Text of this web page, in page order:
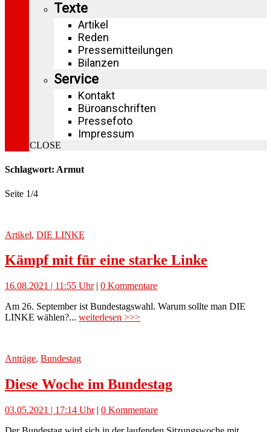
Texte
Artikel
Reden
Pressemitteilungen
Bilanzen
Service
Kontakt
Büroanschriften
Pressefoto
Impressum
CLOSE
Schlagwort: Armut
Seite 1/4
Artikel, DIE LINKE
Kämpf mit für eine starke Linke
16.08.2021 | 11:55 Uhr| 0 Kommentare
Am 26. September ist Bundestagswahl. Warum sollte man DIE
LINKE wählen?... weiterlesen >>>
Anträge, Bundestag
Diese Woche im Bundestag
03.05.2021 | 17:14 Uhr| 0 Kommentare